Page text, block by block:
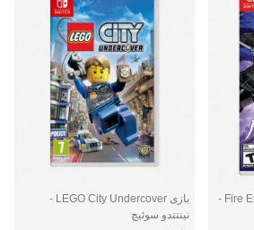
بازی Fire Emblem: Three Houses -
بازی LEGO City Undercover -
نینتندو سوئیچ